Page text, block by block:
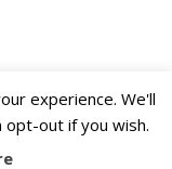
Back to Top ↑
experience. We'll
opt-out if you wish.
)